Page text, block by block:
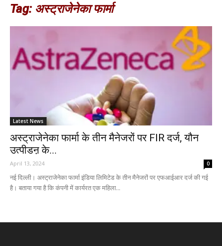
Tag: अस्ट्राजेनेका फार्मा
Latest News
अस्ट्राजेनेका फार्मा के तीन मैनेजरों पर FIR दर्ज, यौन
उत्पीडऩ के...
April 13, 2024 0
नई दिल्ली। अस्ट्राजेनेका फार्मा इंडिया लिमिटेड के तीन मैनेजरों पर एफआईआर दर्ज की गई
है। बताया गया है कि कंपनी में कार्यरत एक महिला...